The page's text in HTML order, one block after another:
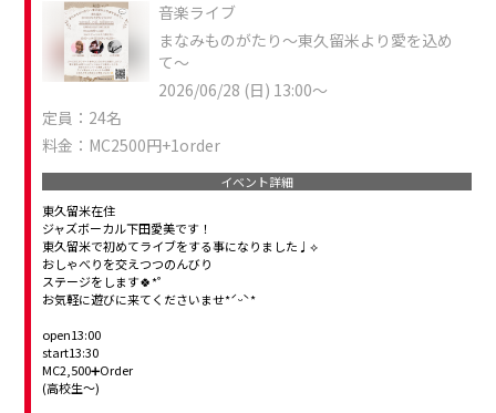
音楽ライブ
まなみものがたり〜東久留米より愛を込め
て〜
2026/06/28 (日) 13:00～
定員：24名
料金：MC2500円+1order
イベント詳細
東久留米在住
ジャズボーカル下田愛美です！
東久留米で初めてライブをする事になりました♩⟡
おしゃべりを交えつつのんびり
ステージをします🍀*゜
お気軽に遊びに来てくださいませ*ˊᵕˋ*
open13:00
start13:30
MC2,500➕Order
(高校生〜)